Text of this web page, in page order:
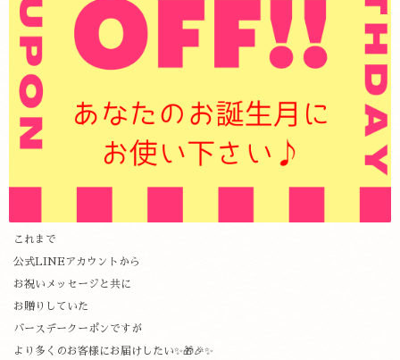
これまで
公式LINEアカウントから
お祝いメッセージと共に
お贈りしていた
バースデークーポンですが
より多くのお客様にお届けしたい✨🎁🎉✨